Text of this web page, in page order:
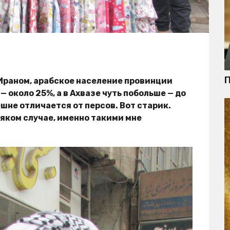
арабское население провинции
25%, а в Ахвазе чуть побольше — до
отличается от персов. Вот старик.
случае, именно такими мне